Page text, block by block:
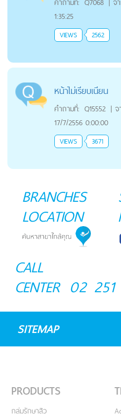
1:35:25
VIEWS 2562
หน้าไม่เรียบเนียน
คำถามที่: Q15552 |
17/7/2556 0:00:00
VIEWS 3671
BRANCHES
LOCATION
CALL
CENTER 02
SITEMAP
PRODUCTS
กลุ่มรักษาสิว